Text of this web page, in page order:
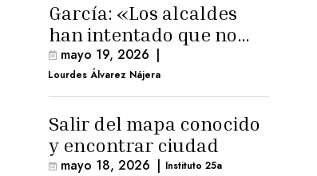
García: «Los alcaldes
han intentado que no
exista el terreno
comunal»
mayo 19, 2026 |
Lourdes Álvarez Nájera
Salir del mapa conocido
y encontrar ciudad
mayo 18, 2026 | Instituto 25a